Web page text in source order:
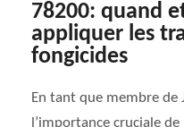
78200: quand
appliquer les
fongicides
En tant que membre de
l’importance cruciale